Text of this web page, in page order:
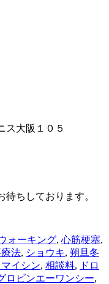
大阪１０５
ちしております。
ォーキング, 心筋梗塞,
法, ショウキ, 朔旦冬
イシン, 相談料, ドロ
ロビンエーワンシー,